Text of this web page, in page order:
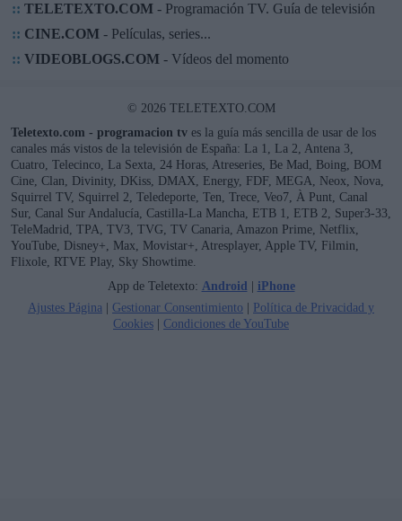
:: TELETEXTO.COM- Programación TV. Guía de televisión
:: CINE.COM- Películas, series...
:: VIDEOBLOGS.COM- Vídeos del momento
© 2026 TELETEXTO.COM
Teletexto.com - programacion tv es la guía más sencilla de usar de los
canales más vistos de la televisión de España: La 1, La 2, Antena 3,
Cuatro, Telecinco, La Sexta, 24 Horas, Atreseries, Be Mad, Boing, BOM
Cine, Clan, Divinity, DKiss, DMAX, Energy, FDF, MEGA, Neox, Nova,
Squirrel TV, Squirrel 2, Teledeporte, Ten, Trece, Veo7, À Punt, Canal
Sur, Canal Sur Andalucía, Castilla-La Mancha, ETB 1, ETB 2, Super3-33,
TeleMadrid, TPA, TV3, TVG, TV Canaria, Amazon Prime, Netflix,
YouTube, Disney+, Max, Movistar+, Atresplayer, Apple TV, Filmin,
Flixole, RTVE Play, Sky Showtime.
App de Teletexto: Android | iPhone
Ajustes Página | Gestionar Consentimiento | Política de Privacidad y
Cookies | Condiciones de YouTube